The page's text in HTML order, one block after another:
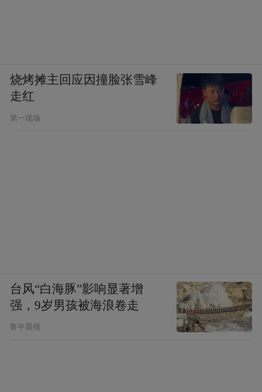
烧烤摊主回应因撞脸张雪峰
走红
第一现场
台风“白海豚”影响显著增
强，9岁男孩被海浪卷走
鲁中晨报